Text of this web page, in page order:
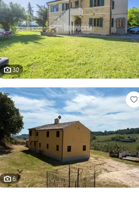
30
6